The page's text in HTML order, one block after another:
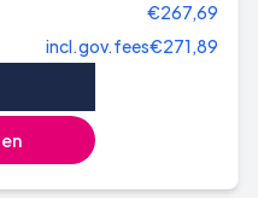
€267,69
incl.gov.fees€271,89